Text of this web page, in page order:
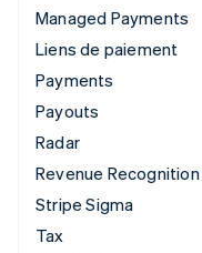
Managed Payments
Liens de paiement
Payments
Payouts
Radar
Revenue Recognition
Stripe Sigma
Tax